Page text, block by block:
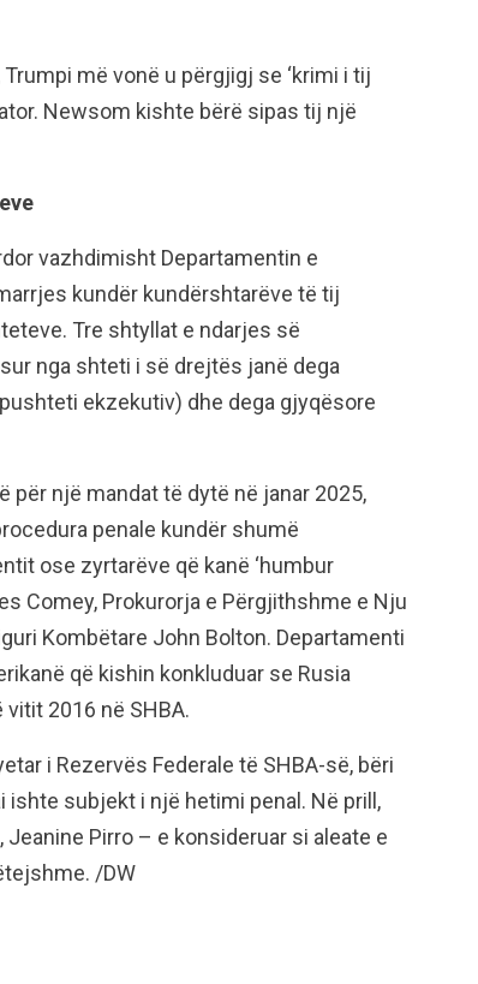
më vonë u përgjigj se ‘krimi i tij
Newsom kishte bërë sipas tij një
vazhdimisht Departamentin e
kundër kundërshtarëve të tij
Tre shtyllat e ndarjes së
nga shteti i së drejtës janë dega
ekzekutiv) dhe dega gjyqësore
për një mandat të dytë në janar 2025,
penale kundër shumë
ose zyrtarëve që kanë ‘humbur
Comey, Prokurorja e Përgjithshme e Nju
Kombëtare John Bolton. Departamenti
që kishin konkluduar se Rusia
2016 në SHBA.
i Rezervës Federale të SHBA-së, bëri
subjekt i një hetimi penal. Në prill,
Pirro – e konsideruar si aleate e
/DW